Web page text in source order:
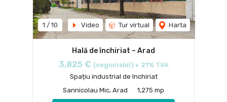
1 / 10 Video Tur virtual Harta
Hală de închiriat – Arad
3,825 € (negociabil) + 21% TVA
Spațiu industrial de închiriat
Sannicolau Mic, Arad
1,275 mp